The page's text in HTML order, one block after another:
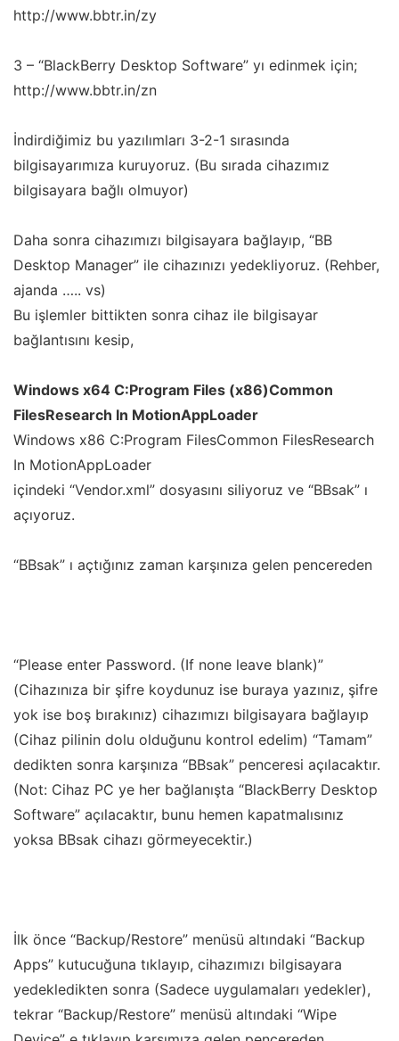
http://www.bbtr.in/zy
3 – “BlackBerry Desktop Software” yı edinmek için;
http://www.bbtr.in/zn
İndirdiğimiz bu yazılımları 3-2-1 sırasında
bilgisayarımıza kuruyoruz. (Bu sırada cihazımız
bilgisayara bağlı olmuyor)
Daha sonra cihazımızı bilgisayara bağlayıp, “BB
Desktop Manager” ile cihazınızı yedekliyoruz. (Rehber,
ajanda ….. vs)
Bu işlemler bittikten sonra cihaz ile bilgisayar
bağlantısını kesip,
Windows x64 C:Program Files (x86)Common
FilesResearch In MotionAppLoader
Windows x86 C:Program FilesCommon FilesResearch
In MotionAppLoader
içindeki “Vendor.xml” dosyasını siliyoruz ve “BBsak” ı
açıyoruz.
“BBsak” ı açtığınız zaman karşınıza gelen pencereden
“Please enter Password. (If none leave blank)”
(Cihazınıza bir şifre koydunuz ise buraya yazınız, şifre
yok ise boş bırakınız) cihazımızı bilgisayara bağlayıp
(Cihaz pilinin dolu olduğunu kontrol edelim) “Tamam”
dedikten sonra karşınıza “BBsak” penceresi açılacaktır.
(Not: Cihaz PC ye her bağlanışta “BlackBerry Desktop
Software” açılacaktır, bunu hemen kapatmalısınız
yoksa BBsak cihazı görmeyecektir.)
İlk önce “Backup/Restore” menüsü altındaki “Backup
Apps” kutucuğuna tıklayıp, cihazımızı bilgisayara
yedekledikten sonra (Sadece uygulamaları yedekler),
tekrar “Backup/Restore” menüsü altındaki “Wipe